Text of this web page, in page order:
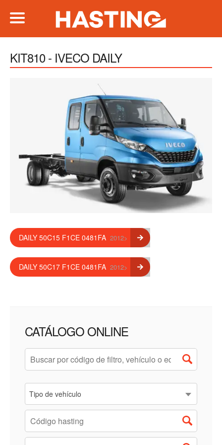
KIT810 - IVECO DAILY
DAILY 50C15 F1CE 0481FA 2012>
DAILY 50C17 F1CE 0481FA 2012>
CATÁLOGO ONLINE
Tipo de vehículo